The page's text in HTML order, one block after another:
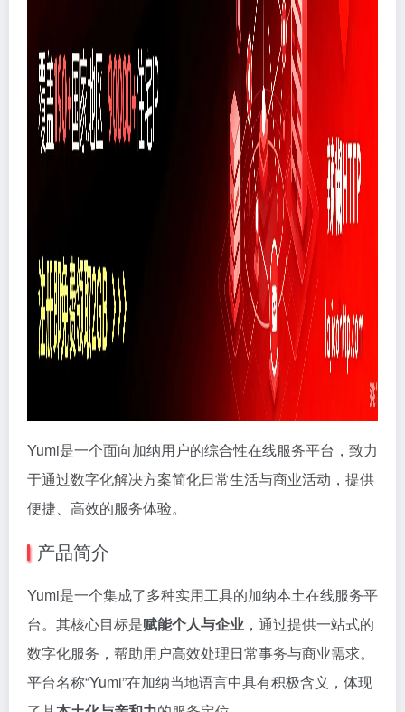
Yumi是一个面向加纳用户的综合性在线服务平台，致力
于通过数字化解决方案简化日常生活与商业活动，提供
便捷、高效的服务体验。
产品简介
Yumi是一个集成了多种实用工具的加纳本土在线服务平
台。其核心目标是赋能个人与企业 ，通过提供一站式的
数字化服务，帮助用户高效处理日常事务与商业需求。
平台名称“Yumi”在加纳当地语言中具有积极含义，体现